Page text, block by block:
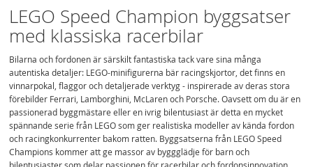
LEGO Speed Champion byggsatser
med klassiska racerbilar
Bilarna och fordonen är särskilt fantastiska tack vare sina många
autentiska detaljer: LEGO-minifigurerna bär racingskjortor, det finns en
vinnarpokal, flaggor och detaljerade verktyg - inspirerade av deras stora
förebilder Ferrari, Lamborghini, McLaren och Porsche. Oavsett om du är en
passionerad byggmästare eller en ivrig bilentusiast är detta en mycket
spännande serie från LEGO som ger realistiska modeller av kända fordon
och racingkonkurrenter bakom ratten. Byggsatserna från LEGO Speed
Champions kommer att ge massor av byggglädje för barn och
bilentusiaster som delar passionen för racerbilar och fordonsinnovation,